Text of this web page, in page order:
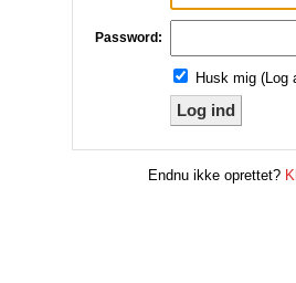
Password:
Husk mig (Log
Log ind
Endnu ikke oprettet?